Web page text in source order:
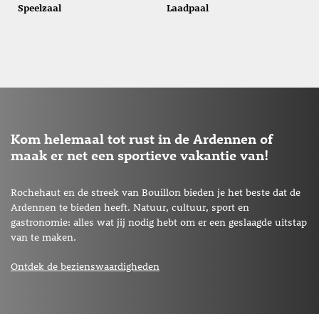
Speelzaal Laadpaal
Kom helemaal tot rust in de Ardennen of
maak er net een sportieve vakantie van!
Rochehaut en de streek van Bouillon bieden je het beste dat de
Ardennen te bieden heeft. Natuur, cultuur, sport en
gastronomie: alles wat jij nodig hebt om er een geslaagde uitstap
van te maken.
Ontdek de bezienswaardigheden